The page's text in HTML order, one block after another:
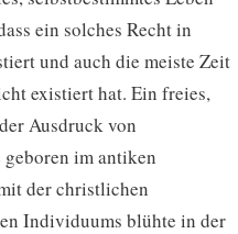
ein solches Recht in
und auch die meiste Zeit
existiert hat. Ein freies,
Ausdruck von
im antiken
der christlichen
Individuums blühte in der